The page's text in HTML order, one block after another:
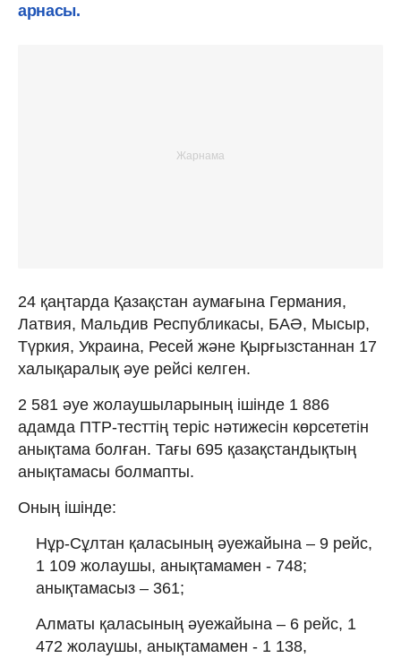
арнасы.
24 қаңтарда Қазақстан аумағына Германия,
Латвия, Мальдив Республикасы, БАӘ, Мысыр,
Түркия, Украина, Ресей және Қырғызстаннан 17
халықаралық әуе рейсі келген.
2 581 әуе жолаушыларының ішінде 1 886
адамда ПТР-тесттің теріс нәтижесін көрсететін
анықтама болған. Тағы 695 қазақстандықтың
анықтамасы болмапты.
Оның ішінде:
Нұр-Сұлтан қаласының әуежайына – 9 рейс,
1 109 жолаушы, анықтамамен - 748;
анықтамасыз – 361;
Алматы қаласының әуежайына – 6 рейс, 1
472 жолаушы, анықтамамен - 1 138,